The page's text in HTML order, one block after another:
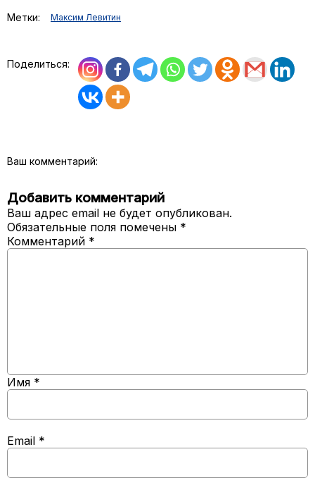
Метки: Максим Левитин
Поделиться:
Ваш комментарий:
Добавить комментарий
Ваш адрес email не будет опубликован.
Обязательные поля помечены *
Комментарий *
Имя *
Email *